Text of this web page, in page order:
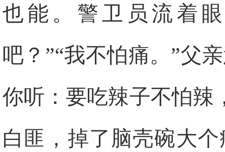
也能。警卫员流着
吧？”“我不怕痛。”父
你听：要吃辣子不怕辣
白匪，掉了脑壳碗大